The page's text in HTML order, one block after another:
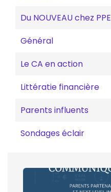
Du NOUVEAU chez PPE
Général
Le CA en action
Littératie financière
Parents influents
Sondages éclair